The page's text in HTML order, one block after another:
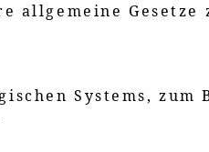
allgemeine Gesetze
Systems, zum